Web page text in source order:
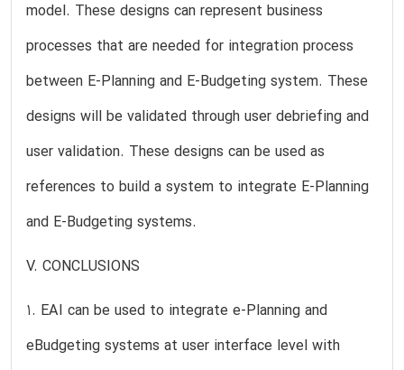
model. These designs can represent business
processes that are needed for integration process
between E-Planning and E-Budgeting system. These
designs will be validated through user debriefing and
user validation. These designs can be used as
references to build a system to integrate E-Planning
and E-Budgeting systems.
V. CONCLUSIONS
1. EAI can be used to integrate e-Planning and
eBudgeting systems at user interface level with